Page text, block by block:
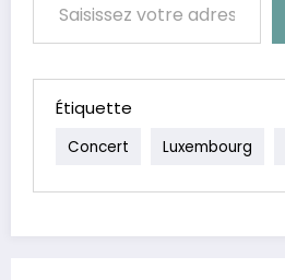
Étiquette
Concert Luxembourg